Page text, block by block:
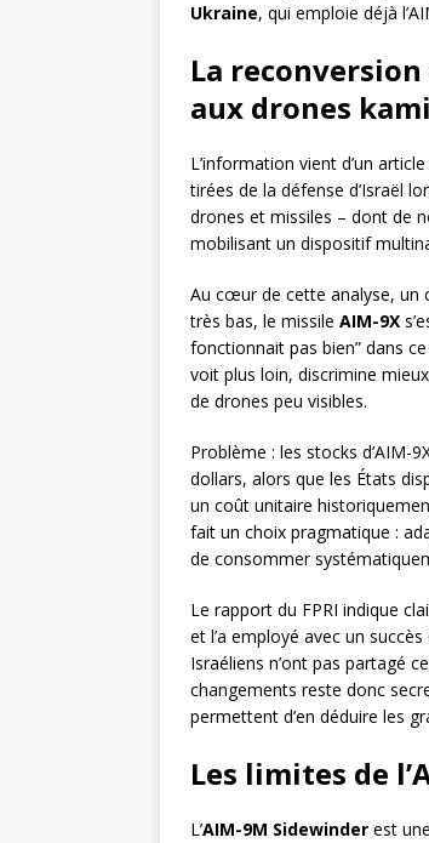
Ukraine, qui emploie déjà
La
aux drones
L’information vient d’un
tirées de la défense d’Israël
drones et missiles – dont de
mobilisant un dispositif
Au cœur de cette analyse, un
très bas, le missile AIM-9X
fonctionnait pas bien” dans
voit plus loin, discrimine
de drones peu visibles.
Problème : les stocks d’AIM-
dollars, alors que les États
un coût unitaire
fait un choix pragmatique :
de consommer
Le rapport du FPRI indique
et l’a employé avec un
Israéliens n’ont pas partagé
changements reste donc
permettent d’en déduire les
Les limites de
L’AIM-9M Sidewinder est